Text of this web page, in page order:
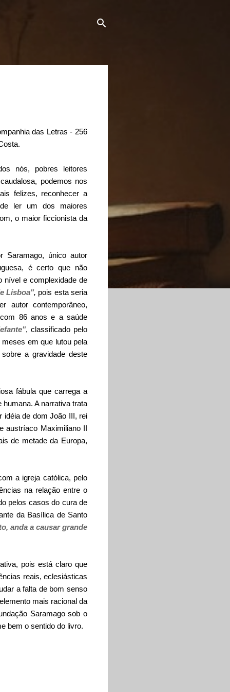
das Letras - 256
nós, pobres leitores
podemos nos
felizes, reconhecer a
ler um dos maiores
o maior ficcionista da
Saramago, único autor
é certo que não
nível e complexidade de
Lisboa", pois esta seria
autor contemporâneo,
86 anos e a saúde
, classificado pelo
em que lutou pela
a gravidade deste
fábula que carrega a
A narrativa trata
idéia de dom João III, rei
austríaco Maximiliano II
de metade da Europa,
a igreja católica, pelo
na relação entre o
pelos casos do cura de
da Basílica de Santo
anda a causar grande
pois está claro que
reais, eclesiásticas
a falta de bom senso
mais racional da
Saramago sob o
bem o sentido do livro.